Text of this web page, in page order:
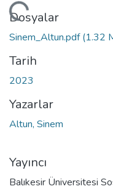
Dosyalar
Sinem_Altun.pdf(1.32
Tarih
2023
Yazarlar
Altun, Sinem
Yayıncı
Balıkesir Üniversitesi